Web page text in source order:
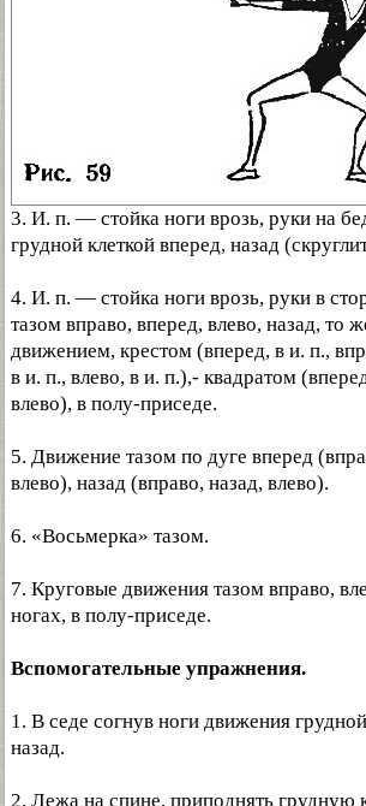
3. И. п. — стойка ноги врозь, руки на
грудной клеткой вперед, назад
4. И. п. — стойка ноги врозь, руки в
тазом вправо, вперед, влево, назад,
движением, крестом (вперед, в и. п.,
в и. п., влево, в и. п.),- квадратом
влево), в полу-приседе.
5. Движение тазом по дуге вперед
влево), назад (вправо, назад, влево).
6. «Восьмерка» тазом.
7. Круговые движения тазом вправо,
ногах, в полу-приседе.
Вспомогательные упражнения.
1. В седе согнув ноги движения
назад.
2. Лежа на спине, приподнять грудную